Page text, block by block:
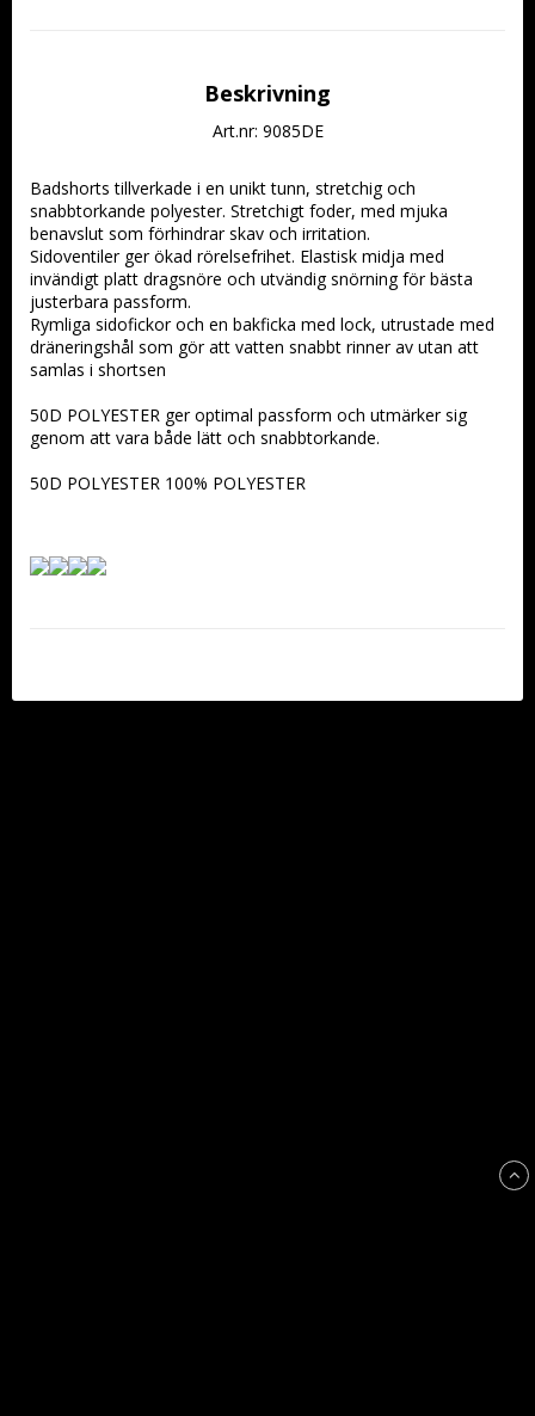
Beskrivning
Art.nr: 9085DE
Badshorts tillverkade i en unikt tunn, stretchig och
snabbtorkande polyester. Stretchigt foder, med mjuka
benavslut som förhindrar skav och irritation.
Sidoventiler ger ökad rörelsefrihet. Elastisk midja med
invändigt platt dragsnöre och utvändig snörning för bästa
justerbara passform.
Rymliga sidofickor och en bakficka med lock, utrustade med
dräneringshål som gör att vatten snabbt rinner av utan att
samlas i shortsen
50D POLYESTER ger optimal passform och utmärker sig
genom att vara både lätt och snabbtorkande.
50D POLYESTER 100% POLYESTER